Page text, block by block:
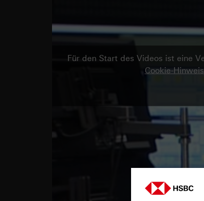
Für den Start des Videos ist eine
Cookie-